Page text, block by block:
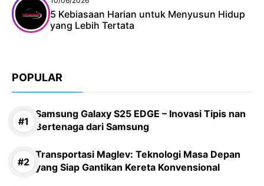
5 Kebiasaan Harian untuk Menyusun Hidup
yang Lebih Tertata
POPULAR
Samsung Galaxy S25 EDGE – Inovasi Tipis nan
Bertenaga dari Samsung
Transportasi Maglev: Teknologi Masa Depan
yang Siap Gantikan Kereta Konvensional